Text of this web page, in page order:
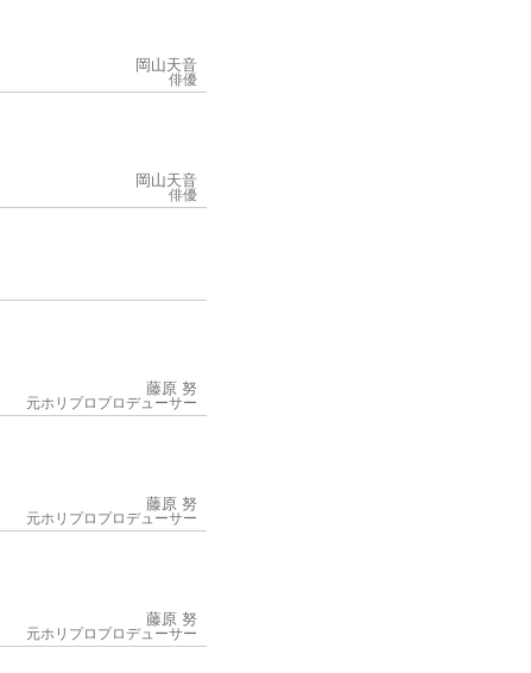
岡山天音
俳優
岡山天音
俳優
藤原 努
元ホリプロプロデューサー
藤原 努
元ホリプロプロデューサー
藤原 努
元ホリプロプロデューサー